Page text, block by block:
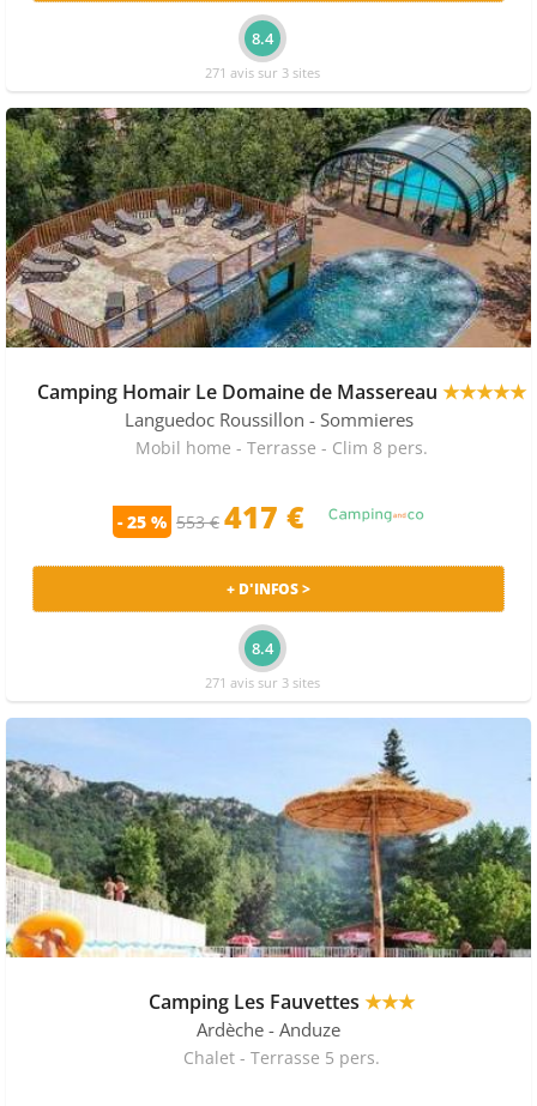
8.4
271 avis sur 3 sites
Camping Homair Le Domaine de Massereau ★★★★★
Languedoc Roussillon - Sommieres
Mobil home - Terrasse - Clim 8 pers.
- 25 % 553 € 417 €
+ D'INFOS >
8.4
271 avis sur 3 sites
Camping Les Fauvettes ★★★
Ardèche - Anduze
Chalet - Terrasse 5 pers.